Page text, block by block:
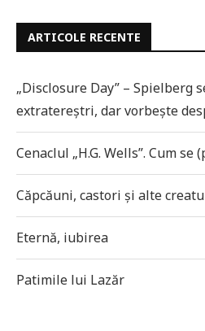
ARTICOLE RECENTE
„Disclosure Day” – Spielberg
extratereștri, dar vorbește
Cenaclul „H.G. Wells”. Cum
Căpcăuni, castori și alte
Eternă, iubirea
Patimile lui Lazăr